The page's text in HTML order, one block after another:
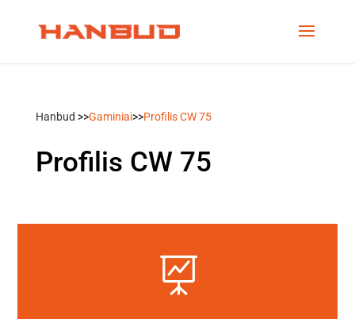
Hanbud >>Gaminiai>>Profilis CW 75
Profilis CW 75
